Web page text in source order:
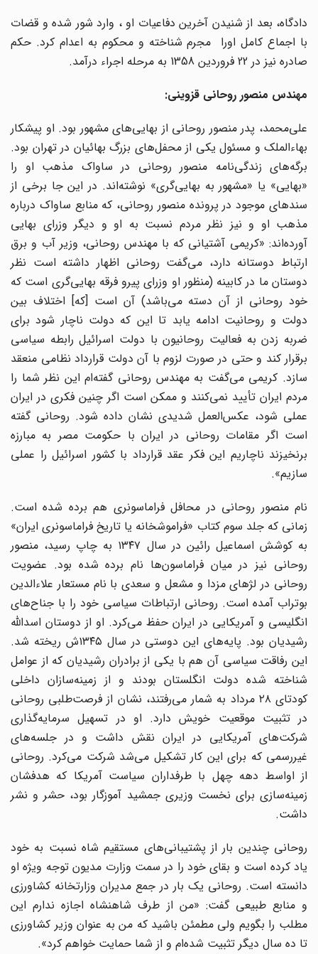
دادگاه، بعد از شنیدن آخرین دفاعیات او ، وارد شور شده و قضات
با اجماع کامل اورا مجرم شناخته و محکوم به اعدام کرد. حکم
صادره نیز در 22 فروردین 1358 به مرحله اجراء درآمد.
مهندس منصور روحانی قزوینی:
على‌محمد، پدر منصور روحانی از بهایی‌های مشهور بود. او پیشکار
بهاءالملک و مسئول یکی از محفل‌های بزرگ بهائیان در تهران بود.
برگه‌های زندگی‌نامه منصور روحانی در ساواک مذهب او را
«بهایی» یا «مشهور به بهایی‌گری» نوشته‌اند. در این جا برخی از
سندهای موجود در پرونده منصور روحانی، که منابع ساواک درباره
مذهب او و نیز نظر مردم نسبت به او و دیگر وزرای بهایی
آورده‌اند: «کریمی آشتیانی که با مهندس روحانی، وزیر آب و برق
ارتباط دوستانه دارد، می‌گفت روحانی اظهار داشته است نظر
دوستان ما در کابینه (منظور او وزرای پیرو فرقه بهایی‌گری است که
خود روحانی از آن دسته می‌باشد) آن است [که] اختلاف بین
دولت و روحانیت ادامه یابد تا این که دولت ناچار شود برای
ضربه زدن به فعالیت روحانیون با دولت اسرائیل رابطه سیاسی
برقرار کند و حتی در صورت لزوم با آن دولت قرارداد نظامی منعقد
سازد. کریمی می‌گفت به مهندس روحانی گفته‌ام این نظر شما را
مردم ایران تأیید نمی‌کنند و ممکن است اگر چنین فکری در ایران
عملی شود، عکس‌العمل شدیدی نشان داده شود. روحانی گفته
است اگر مقامات روحانی در ایران با حکومت مصر به مبارزه
برنخیزند ناچاریم این فکر عقد قرارداد با کشور اسرائیل را عملی
سازیم».
نام منصور روحانی در محافل فراماسونری هم برده شده است.
زمانی که جلد سوم کتاب «فراموشخانه یا تاریخ فراماسونری ایران»
به کوشش اسماعیل رائین در سال ۱۳۴۷ به چاپ رسید، منصور
روحانی نیز در میان فراماسون‌ها نام برده شده بود. عضویت
روحانی در لژهای مزدا و مشعل و سعدی با نام مستعار علاءالدین
بوتراب آمده است. روحانی ارتباطات سیاسی خود را با جناح‌های
انگلیسی و آمریکایی در ایران حفظ می‌کرد. او از دوستان اسدالله
رشیدیان بود. پایه‌های این دوستی در سال ۱۳۴۵ش ریخته شد.
این رفاقت سیاسی آن هم با یکی از برادران رشیدیان که از عوامل
شناخته شده دولت انگلستان بودند و از زمینه‌سازان داخلی
کودتای ۲۸ مرداد به شمار می‌رفتند، نشان از فرصت‌طلبی روحانی
در تثبیت موقعیت خویش دارد. او در تسهیل سرمایه‌گذاری
شرکت‌های آمریکایی در ایران نقش داشت و در جلسه‌های
غیررسمی که برای این کار تشکیل می‌شد شرکت می‌کرد. روحانی
از اواسط دهه چهل با طرفداران سیاست آمریکا که هدفشان
زمینه‌سازی برای نخست وزیری جمشید آموزگار بود، حشر و نشر
داشت.
روحانی چندین بار از پشتیبانی‌های مستقیم شاه نسبت به خود
یاد کرده است و بقای خود را در سمت وزارت مدیون توجه ویژه او
دانسته است. روحانی یک بار در جمع مدیران وزارتخانه کشاورزی
و منابع طبیعی گفت: «من از طرف شاهنشاه اجازه ندارم این
مطلب را بگویم ولی مطمئن باشید که من به عنوان وزیر کشاورزی
تا ده سال دیگر تثبیت شده‌ام و از شما حمایت خواهم کرد».